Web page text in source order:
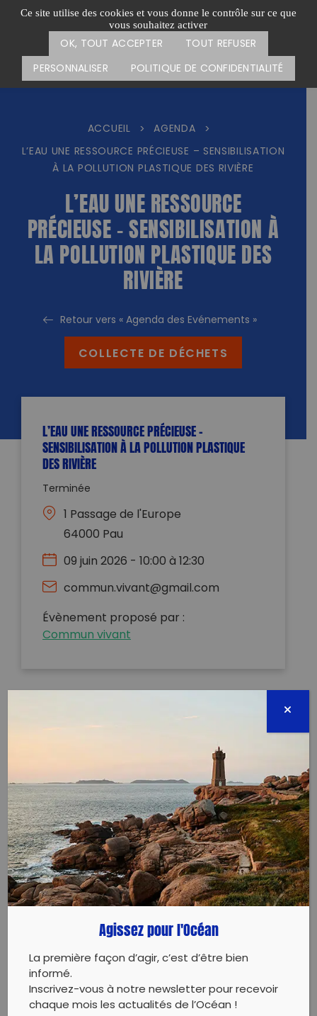
Ce site utilise des cookies et vous donne le contrôle sur ce que
vous souhaitez activer
OK, TOUT ACCEPTER
TOUT REFUSER
PERSONNALISER
POLITIQUE DE CONFIDENTIALITÉ
Passer
Menu
CARTE DES ACTIONS FAIRE UN DON
ACCUEIL > AGENDA
>
L’EAU UNE RESSOURCE PRÉCIEUSE – SENSIBILISATION
À LA POLLUTION PLASTIQUE DES RIVIÈRE
L’EAU UNE RESSOURCE
PRÉCIEUSE – SENSIBILISATION À
LA POLLUTION PLASTIQUE DES
RIVIÈRE
Retour vers « Agenda des Evénements »
COLLECTE DE DÉCHETS
L’EAU UNE RESSOURCE PRÉCIEUSE –
SENSIBILISATION À LA POLLUTION PLASTIQUE
DES RIVIÈRE
Terminée
1 Passage de l'Europe
64000 Pau
09 juin 2026 - 10:00 à 12:30
commun.vivant@gmail.com
Évènement proposé par :
Commun vivant
ressource précieuse"
Séance : L’eau, rive animale (Durée 2h30 )
Cette troisième séance se déroule auprès d’un cours
d’eau (ruisseau ou rivière) ou d’une zone humide
(marais, mare…). La séance est consacrée aux
animaux inféodés aux milieux aquatiques. La classe
explore la notion de “Chaîne alimentaire” afin
d’explorer l’impact des activités humaines sur la
qualité de l’eau et sur le fonctionnement des
écosystèmes aquatiques.
L’eau est abordée comme une ressource à partager
avec le règne animal face aux pollutions plastiques
et aux effets du changement climatique.
Un ramassage de déchet au bord du cours d'eau est
réalisé avec les élèves de la classe.
Agissez pour l'Océan
La première façon d’agir, c’est d’être bien
informé.
Inscrivez-vous à notre newsletter pour recevoir
chaque mois les actualités de l’Océan !